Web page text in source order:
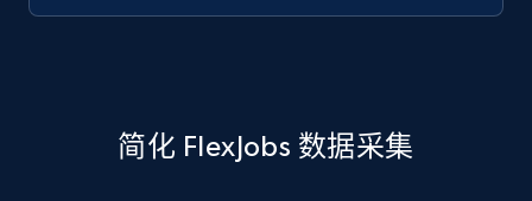
简化 FlexJobs 数据采集